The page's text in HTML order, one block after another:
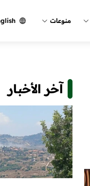
منوعات
آخر الأخبار